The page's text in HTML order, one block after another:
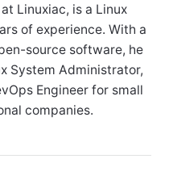
Linuxiac, is a Linux
of experience. With a
source software, he
System Administrator,
Engineer for small
companies.